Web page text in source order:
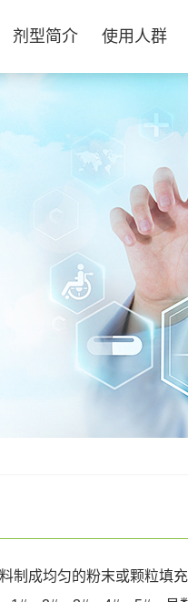
剂型简介 使用人群
制成均匀的粉末或颗粒填